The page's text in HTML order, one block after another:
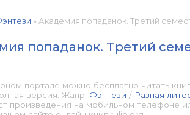
» Академия попаданок. Третий
попаданок. Третий
портале можно бесплатно читать
версия. Жанр: Фэнтези / Разная
произведения на мобильном телефоне